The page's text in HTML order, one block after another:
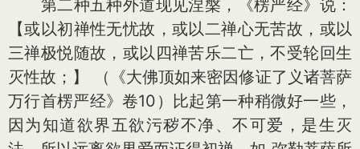
第二种五种外道现见涅槃，《楞严经》说：
【或以初禅性无忧故，或以二禅心无苦故，或以
三禅极悦随故，或以四禅苦乐二亡，不受轮回生
灭性故；】 （《大佛顶如来密因修证了义诸菩萨
万行首楞严经》卷10）比起第一种稍微好一些，
因为知道欲界五欲污秽不净、不可爱，是生灭